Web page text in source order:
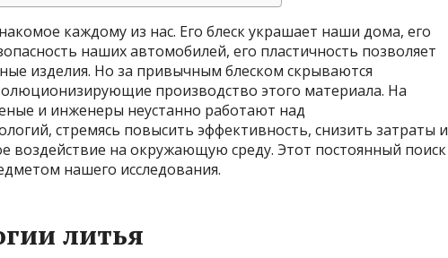
каждому из нас. Его блеск украшает наши дома, его
наших автомобилей, его пластичность позволяет
изделия. Но за привычным блеском скрываются
производство этого материала. На
и инженеры неустанно работают над
стремясь повысить эффективность, снизить затраты и
воздействие на окружающую среду. Этот постоянный поиск
нашего исследования.
литья